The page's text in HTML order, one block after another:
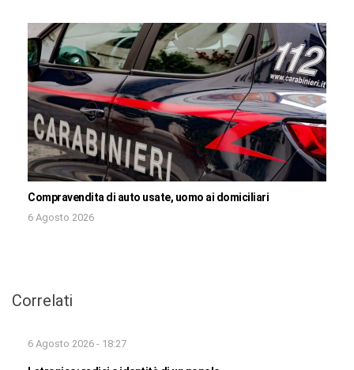
Compravendita di auto usate, uomo ai domiciliari
6 Agosto 2026
Correlati
6 Agosto 2026 - 18:27